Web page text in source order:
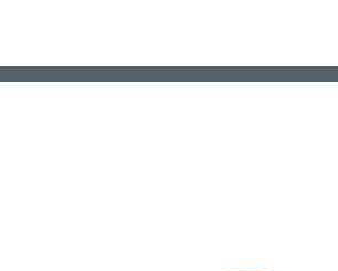
estetyczny wygląd. Aby
kciuk oprzeć na
Jest on symetryczny
zarówno dla osób prawo
dysk stanowi